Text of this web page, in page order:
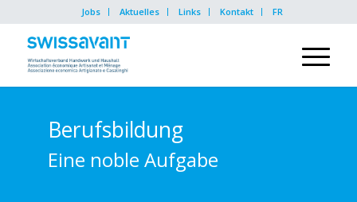
Jobs Aktuelles Links Kontakt FR
Berufsbildung
Eine noble Aufgabe